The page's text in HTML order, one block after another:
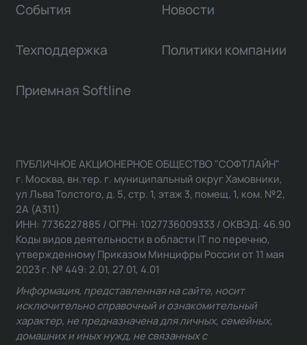
События Новости
Техподдержка Политики компании
Приемная Softline
ПУБЛИЧНОЕ АКЦИОНЕРНОЕ ОБЩЕСТВО "СОФТЛАЙН"
г. Москва, вн.тер. г. муниципальный округ Хамовники,
ул Льва Толстого, д. 5, стр. 1, этаж 3, помещ. 1, ком. №2,
2А (А311)
ИНН: 7736227885 / ОГРН: 1027736009333 / ОКВЭД: 46.90
Коды видов деятельности в области IT по перечню,
утвержденному Приказом Минцифры России от 11 мая
2023 г. № 449: 2.01, 27.01, 4.01
Информация, представленная на сайте, носит
исключительно справочный и ознакомительный
характер, не предназначена для личных, семейных,
домашних и иных нужд, не связанных с